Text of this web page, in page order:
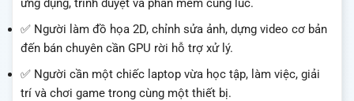
ứng dụng, trình duyệt và phần mềm cùng lúc.
✅ Người làm đồ họa 2D, chỉnh sửa ảnh, dựng video cơ bản
đến bán chuyên cần GPU rời hỗ trợ xử lý.
✅ Người cần một chiếc laptop vừa học tập, làm việc, giải
trí và chơi game trong cùng một thiết bị.